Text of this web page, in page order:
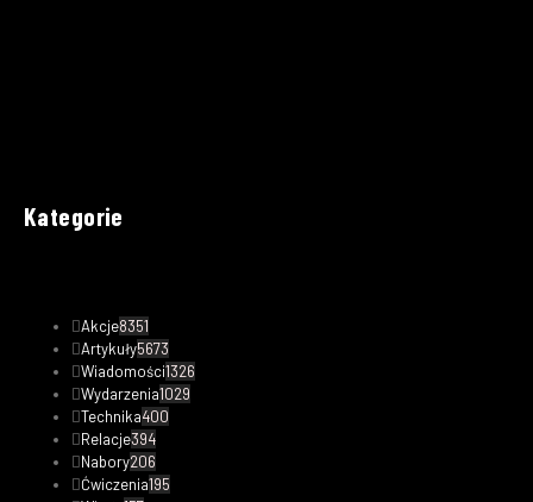
Kategorie
Akcje8351
Artykuły5673
Wiadomości1326
Wydarzenia1029
Technika400
Relacje394
Nabory206
Ćwiczenia195